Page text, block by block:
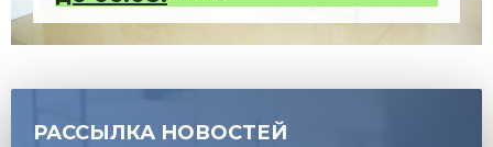
РАССЫЛКА НОВОСТЕЙ